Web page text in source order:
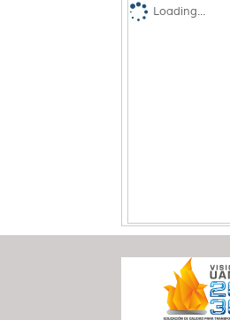
Loading...